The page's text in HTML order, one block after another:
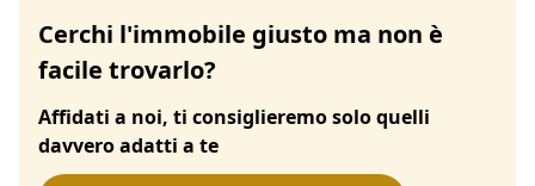
Cerchi l'immobile giusto ma non è
facile trovarlo?
Affidati a noi, ti consiglieremo solo quelli
davvero adatti a te